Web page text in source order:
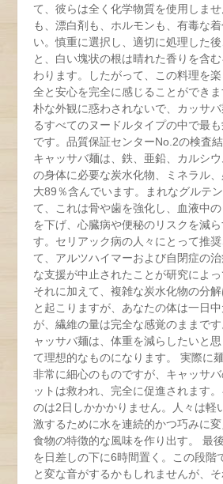
て、彼らは全く化学物質を使用しま
も、漂白剤も、ホルモンも、有毒な
い。慎重に選択し、適切に処理した
と、白い塊状の根は晴れた香りを含
わります。したがって、この料理を
全と安心を完全に感じることができ
朴な外観に惑わされないで、カッサ
るすべてのヌードルタイプの中で最
です。品質保証センターNo.2の検査
キャッサバ麺は、鉄、亜鉛、カルシ
の身体に必要な炭水化物、ミネラル
大89％含んでいます。まれなグルテ
て、これは骨や歯を強化し、血液中
を下げ、心臓病や便秘のリスクを減
す。セリアック病の人々にとって推
て、アルツハイマーおよび自閉症の
な支援が中止されたことが研究によっ
それに加えて、複雑な炭水化物の分
と起こりますが、あなたの体は一日
が、繊維の量は完全な感覚のままで
ャッサバ麺は、体重を減らしたいと
て理想的なものになります。 実際に
非常に細心のものですが、キャッサ
ットは救われ、完全に促進されます
のは2日しかかかりません。人々は軽
激するために水を連続的かつ巧みに変
食物の特徴的な風味を作り出す。 最
を日差しの下に6時間置く。この段階
と変な音がするかもしれませんが、